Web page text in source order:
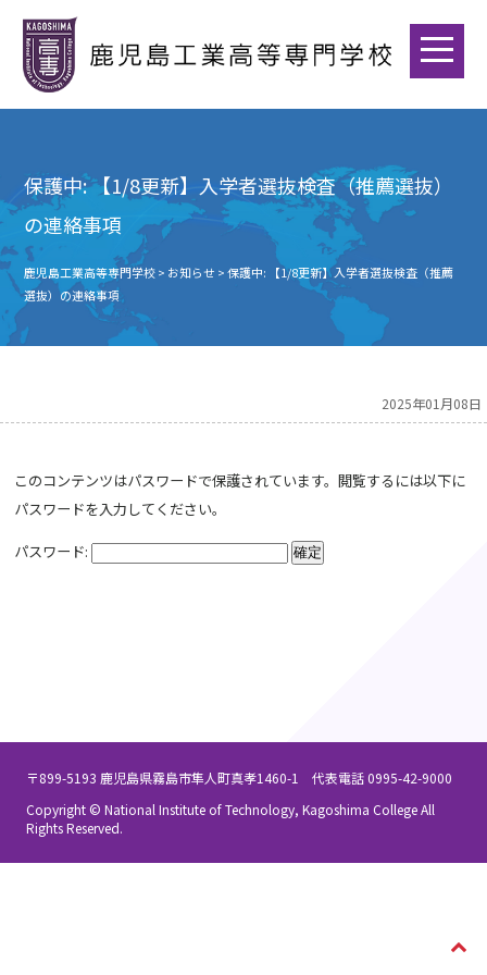
保護中: 【1/8更新】入学者選抜検査（推薦選抜）
の連絡事項
鹿児島工業高等専門学校> お知らせ >保護中: 【1/8更新】入学者選抜検査（推薦
選抜）の連絡事項
2025年01月08日
このコンテンツはパスワードで保護されています。閲覧するには以下に
パスワードを入力してください。
パスワード:
〒899-5193 鹿児島県霧島市隼人町真孝1460-1 代表電話 0995-42-9000
Copyright © National Institute of Technology, Kagoshima College All
Rights Reserved.